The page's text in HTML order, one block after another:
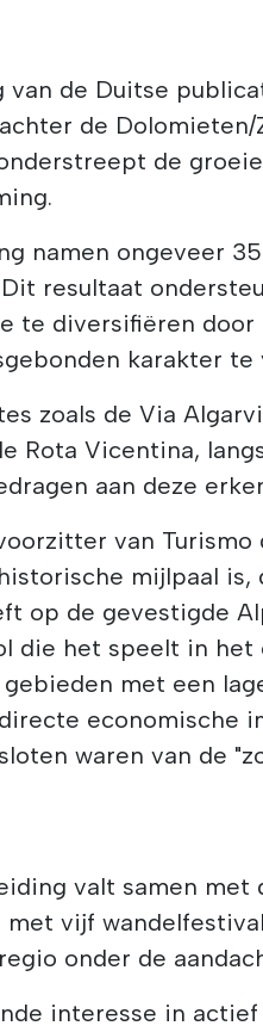
van de Duitse
de
de
namen ongeveer
resultaat
te diversifiëren
karakter te
zoals de Via
Rota Vicentina,
aan deze
van
mijlpaal is,
op de gevestigde
die het speelt in het
met een
economische
waren van de
valt samen
met vijf
onder de
interesse in